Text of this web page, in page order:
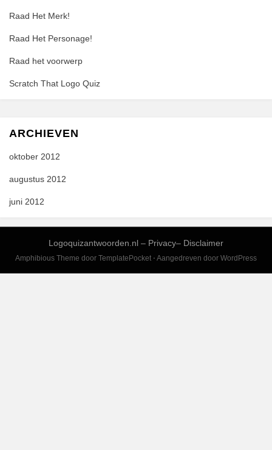
Raad Het Merk!
Raad Het Personage!
Raad het voorwerp
Scratch That Logo Quiz
ARCHIEVEN
oktober 2012
augustus 2012
juni 2012
Logoquizantwoorden.nl – Privacy– Disclaimer
Amphibious Theme door TemplatePocket ⋅ Aangedreven door WordPress